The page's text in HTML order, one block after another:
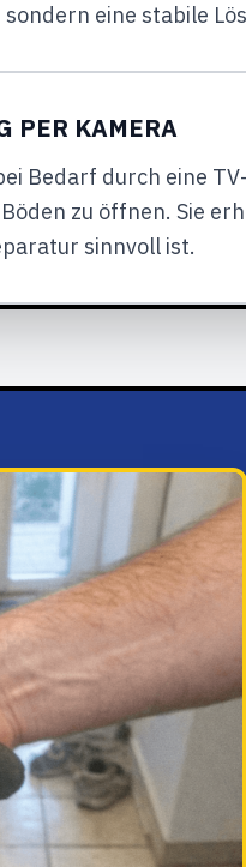
eine stabile
PER KAMERA
Bedarf durch eine
zu öffnen. Sie
sinnvoll ist.